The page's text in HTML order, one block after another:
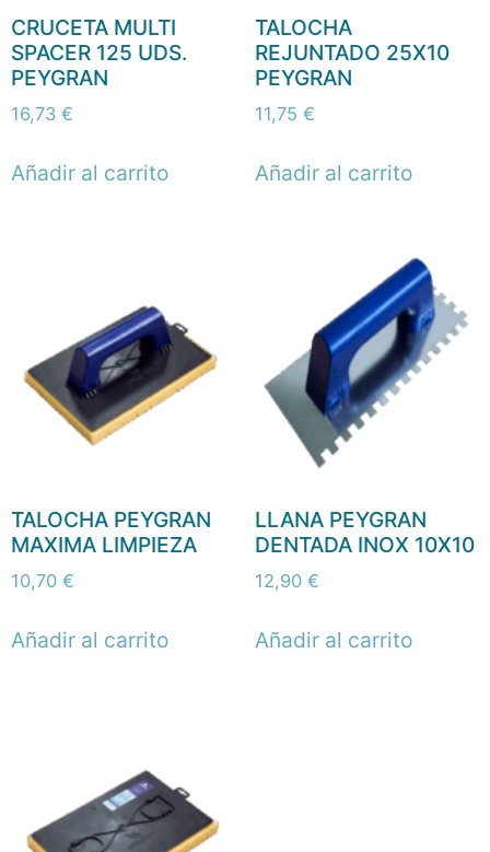
CRUCETA MULTI
SPACER 125 UDS.
PEYGRAN
16,73 €
Añadir al carrito
TALOCHA
REJUNTADO 25X10
PEYGRAN
11,75 €
Añadir al carrito
TALOCHA PEYGRAN
MAXIMA LIMPIEZA
10,70 €
Añadir al carrito
LLANA PEYGRAN
DENTADA INOX 10X10
12,90 €
Añadir al carrito